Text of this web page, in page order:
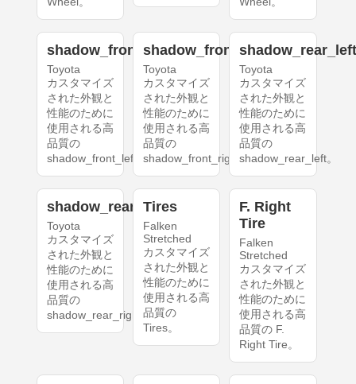
shadow_front_left
Toyota
カスタマイズ
された外観と
性能のために
使用される高
品質の
shadow_front_left。
shadow_front_right
Toyota
カスタマイズ
された外観と
性能のために
使用される高
品質の
shadow_front_right。
Toyota
カスタマイズ
された外観と
性能のために
使用される高
品質の
shadow_rear_left。
shadow_rear_right
Toyota
カスタマイズ
された外観と
性能のために
使用される高
品質の
shadow_rear_right。
Tires
Falken
Stretched
カスタマイズ
された外観と
性能のために
使用される高
品質の
Tires。
F. Right
Tire
Falken
Stretched
カスタマイズ
された外観と
性能のために
使用される高
品質の F.
Right Tire。